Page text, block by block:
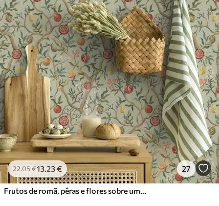
22.05€13.23€ 27
Frutos de romã, pêras e flores sobre um fundo verde claro